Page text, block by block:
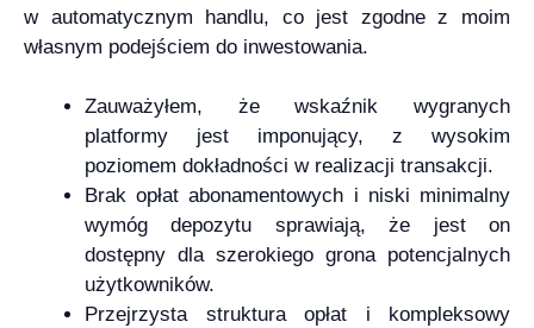
w automatycznym handlu, co jest zgodne z moim
własnym podejściem do inwestowania.
Zauważyłem, że wskaźnik wygranych
platformy jest imponujący, z wysokim
poziomem dokładności w realizacji transakcji.
Brak opłat abonamentowych i niski minimalny
wymóg depozytu sprawiają, że jest on
dostępny dla szerokiego grona potencjalnych
użytkowników.
Przejrzysta struktura opłat i kompleksowy